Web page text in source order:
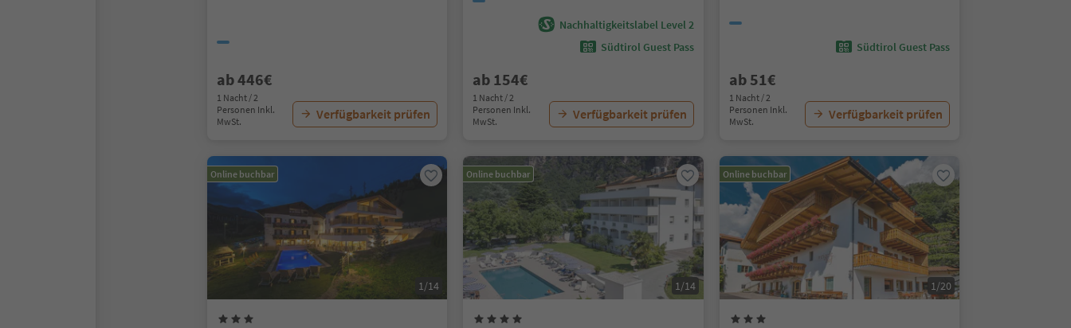
ab 446€
1 Nacht / 2
Personen Inkl.
MwSt.
Verfügbarkeit prüfen
Nachhaltigkeitslabel Level 2
Südtirol Guest Pass
ab 154€
1 Nacht / 2
Personen Inkl.
MwSt.
Verfügbarkeit prüfen
Südtirol Guest Pass
ab 51€
1 Nacht / 2
Personen Inkl.
MwSt.
Verfügbarkeit prüfen
Online buchbar
1/14
Online buchbar
1/14
Online buchbar
1/20